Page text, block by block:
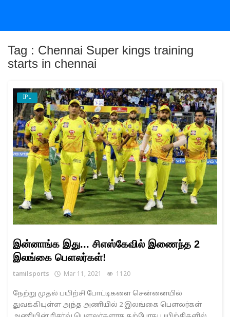
Tag : Chennai Super kings training
starts in chennai
IPL
இன்னாங்க இது... சிஎஸ்கேவில் இணைந்த 2
இலங்கை பௌலர்கள்!
tamilsports Mar 11, 2021 1120
நேற்று முதல் பயிற்சி போட்டிகளை சென்னையில்
துவக்கியுள்ள அந்த அணியில் 2 இலங்கை பௌலர்கள்